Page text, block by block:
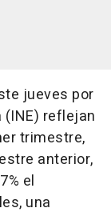
jueves por
reflejan
trimestre,
anterior,
el
una